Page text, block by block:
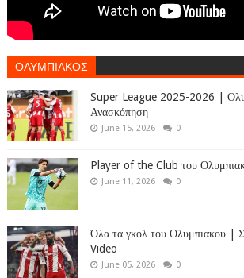
ΟΛΥΜΠΙΑΚΟΣ
Super League 2025-2026 |
Ανασκόπηση
June 15, 2026 0
Player of the Club του
June 11, 2026 0
Όλα τα γκολ του Ολυμπιακού |
Video
June 05, 2026 0